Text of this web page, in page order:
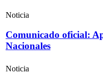
Noticia
Comunicado oficial:
Nacionales
Noticia